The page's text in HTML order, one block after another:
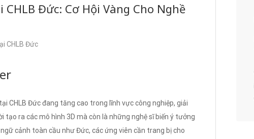
Đức: Cơ Hội Vàng Cho Nghề
CHLB Đức
CHLB Đức đang tăng cao trong lĩnh vực công nghiệp, giải
tạo ra các mô hình 3D mà còn là những nghệ sĩ biến ý tưởng
cảnh toàn cầu như Đức, các ứng viên cần trang bị cho